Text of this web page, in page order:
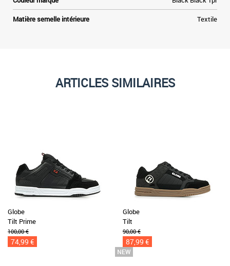
Matière semelle intérieure Textile
ARTICLES SIMILAIRES
Globe
Tilt Prime
100,00 €
74,99 €
Globe
Tilt
90,00 €
87,99 €